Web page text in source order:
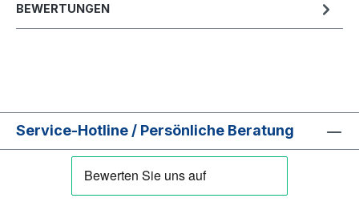
BEWERTUNGEN
Service-Hotline / Persönliche Beratung